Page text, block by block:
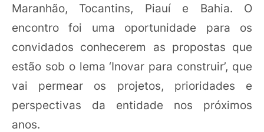
Maranhão, Tocantins, Piauí e Bahia. O
encontro foi uma oportunidade para os
convidados conhecerem as propostas que
estão sob o lema ‘Inovar para construir’, que
vai permear os projetos, prioridades e
perspectivas da entidade nos próximos
anos.